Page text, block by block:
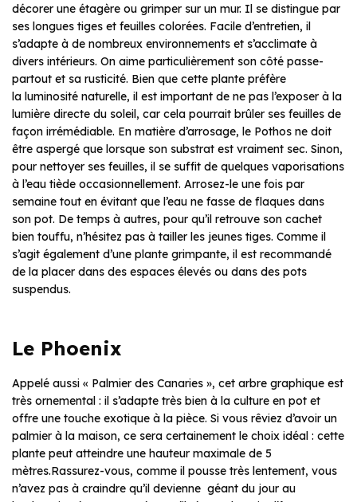
décorer une étagère ou grimper sur un mur. Il se distingue par
ses longues tiges et feuilles colorées. Facile d’entretien, il
s’adapte à de nombreux environnements et s’acclimate à
divers intérieurs. On aime particulièrement son côté passe-
partout et sa rusticité. Bien que cette plante préfère
la luminosité naturelle, il est important de ne pas l’exposer à la
lumière directe du soleil, car cela pourrait brûler ses feuilles de
façon irrémédiable. En matière d’arrosage, le Pothos ne doit
être aspergé que lorsque son substrat est vraiment sec. Sinon,
pour nettoyer ses feuilles, il se suffit de quelques vaporisations
à l’eau tiède occasionnellement. Arrosez-le une fois par
semaine tout en évitant que l’eau ne fasse de flaques dans
son pot. De temps à autres, pour qu’il retrouve son cachet
bien touffu, n’hésitez pas à tailler les jeunes tiges. Comme il
s’agit également d’une plante grimpante, il est recommandé
de la placer dans des espaces élevés ou dans des pots
suspendus.
Le Phoenix
Appelé aussi « Palmier des Canaries », cet arbre graphique est
très ornemental : il s’adapte très bien à la culture en pot et
offre une touche exotique à la pièce. Si vous rêviez d’avoir un
palmier à la maison, ce sera certainement le choix idéal : cette
plante peut atteindre une hauteur maximale de 5
mètres.Rassurez-vous, comme il pousse très lentement, vous
n’avez pas à craindre qu’il devienne géant du jour au